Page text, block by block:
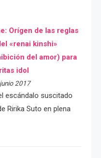
Orígen de las reglas
«renai kinshi»
del amor) para
idol
2017
escándalo suscitado
Ririka Suto en plena